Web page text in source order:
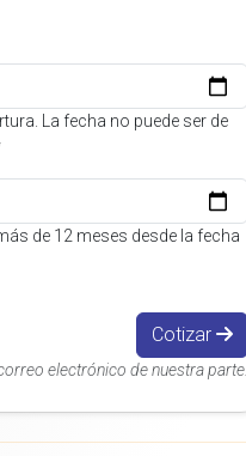
La fecha no puede ser de
de 12 meses desde la fecha
Cotizar
electrónico de nuestra parte.